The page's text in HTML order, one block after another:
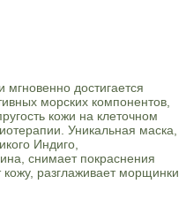
достигается
морских компонентов,
кожи на клеточном
Уникальная маска,
Индиго,
снимает покраснения
разглаживает морщинки